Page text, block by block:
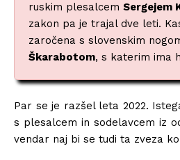
ruskim plesalcem Sergejem
zakon pa je trajal dve leti.
zaročena s slovenskim
Škarabotom, s katerim ima
Par se je razšel leta 2022.
s plesalcem in sodelavcem iz
vendar naj bi se tudi ta zveza